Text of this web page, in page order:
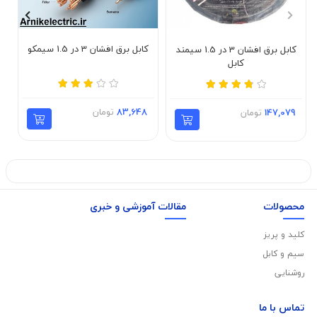
کابل برق افشان 3 در 1.5 سیمند
کابل
147,079 تومان
کابل برق افشان 3 در 1.5 سیمکو
83,648 تومان
محصولات
کلید و پریز
سیم و کابل
روشنایی
مقالات آموزشی و خبری
تماس با ما